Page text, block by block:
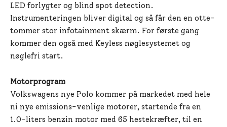
LED forlygter og blind spot detection.
Instrumenteringen bliver digital og så får den en otte-
tommer stor infotainment skærm. For første gang
kommer den også med Keyless nøglesystemet og
nøglefri start.
Motorprogram
Volkswagens nye Polo kommer på markedet med hele
ni nye emissions-venlige motorer, startende fra en
1.0-liters benzin motor med 65 hestekræfter, til en